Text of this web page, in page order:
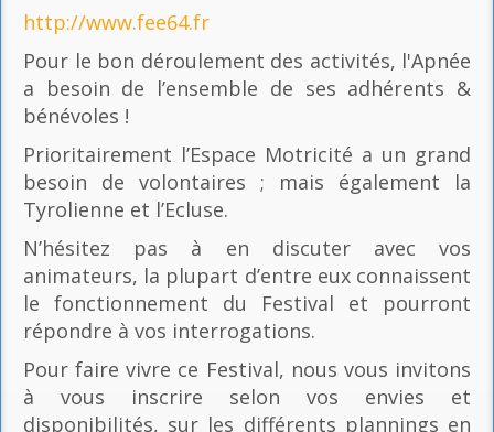
http://www.fee64.fr
Pour le bon déroulement des activités, l'Apnée
a besoin de l’ensemble de ses adhérents &
bénévoles !
Prioritairement l’Espace Motricité a un grand
besoin de volontaires ; mais également la
Tyrolienne et l’Ecluse.
N’hésitez pas à en discuter avec vos
animateurs, la plupart d’entre eux connaissent
le fonctionnement du Festival et pourront
répondre à vos interrogations.
Pour faire vivre ce Festival, nous vous invitons
à vous inscrire selon vos envies et
disponibilités, sur les différents plannings en